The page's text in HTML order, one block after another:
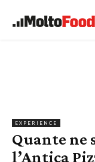
EXPERIENCE
Quante ne
l’Antica